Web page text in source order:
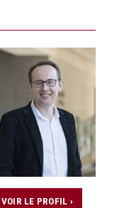
VOIR LE PROFIL ›